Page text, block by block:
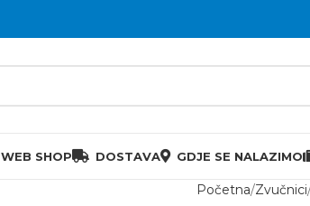
WEB SHOP DOSTAVA GDJE SE NALAZIMO
Početna Zvučnici